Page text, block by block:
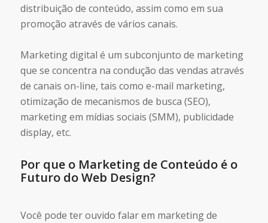
distribuição de conteúdo, assim como em sua
promoção através de vários canais.
Marketing digital é um subconjunto de marketing
que se concentra na condução das vendas através
de canais on-line, tais como e-mail marketing,
otimização de mecanismos de busca (SEO),
marketing em mídias sociais (SMM), publicidade
display, etc.
Por que o Marketing de Conteúdo é o
Futuro do Web Design?
Você pode ter ouvido falar em marketing de